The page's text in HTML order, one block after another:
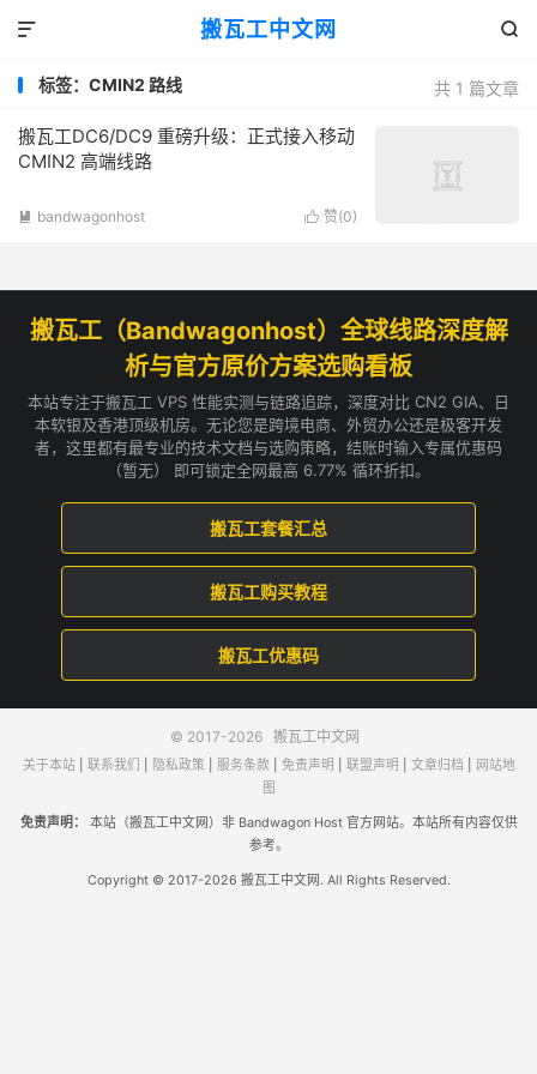
搬瓦工中文网 

共 1 篇文章
标签：CMIN2 路线
搬瓦工DC6/DC9 重磅升级：正式接入移动
CMIN2 高端线路
 赞(0)
 bandwagonhost
搬瓦工（Bandwagonhost）全球线路深度解
析与官方原价方案选购看板
本站专注于搬瓦工 VPS 性能实测与链路追踪，深度对比 CN2 GIA、日
本软银及香港顶级机房。无论您是跨境电商、外贸办公还是极客开发
者，这里都有最专业的技术文档与选购策略，结账时输入专属优惠码
（暂无） 即可锁定全网最高 6.77% 循环折扣。
搬瓦工套餐汇总
搬瓦工购买教程
搬瓦工优惠码
© 2017-2026 搬瓦工中文网
关于本站| 联系我们 隐私政策 服务条款 免责声明 联盟声明 文章归档
网站地
图
免责声明：
本站（搬瓦工中文网）非 Bandwagon Host 官方网站。本站所有内容仅供
参考。
Copyright © 2017-2026 搬瓦工中文网. All Rights Reserved.